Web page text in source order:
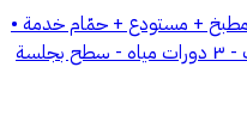
صالة واسع • مطبخ + مستودع + حمّام خدمة •
مجلس رجال + مقلط • ٤ غرف نوم كل غرفة بدورة مياه خاصة • بيت شعر جاهز للضيافة • مدخلين مستقلين (رجال / نساء) • ٧ دورات مياه • كراج سيارة. كما يوجد شقة علوية تتكون من: ٣ غرف - ٣ دورات مياه - سطح بجلسة